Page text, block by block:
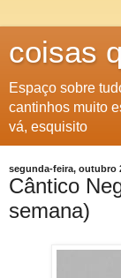
coisas
Espaço sobre
cantinhos muito
vá, esquisito
segunda-feira, outubro
Cântico
semana)